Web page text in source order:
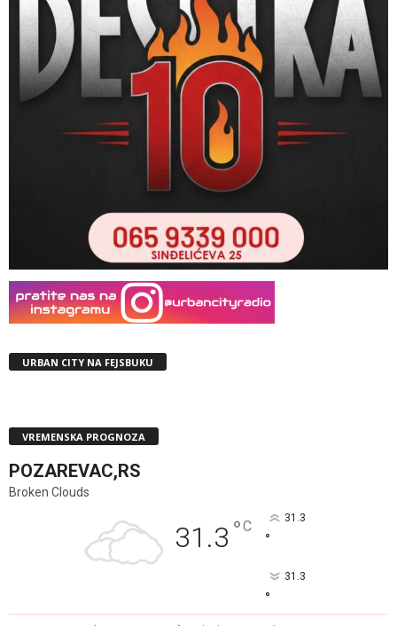
URBAN CITY NA FEJSBUKU
VREMENSKA PROGNOZA
POZAREVAC,RS
Broken Clouds
31.3 °C 31.3
°
31.3
°